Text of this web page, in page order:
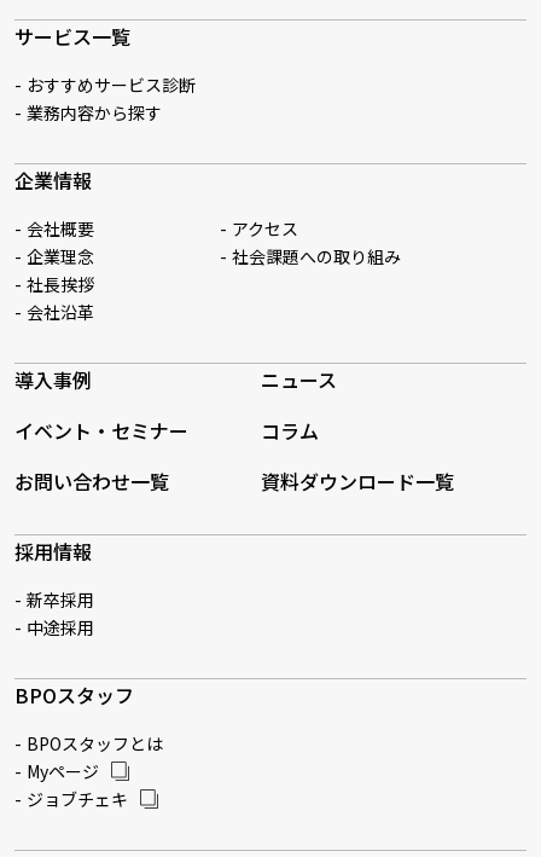
サービス一覧
おすすめサービス診断
業務内容から探す
企業情報
会社概要
企業理念
社長挨拶
会社沿革
アクセス
社会課題への取り組み
導入事例
ニュース
イベント・セミナー
コラム
お問い合わせ一覧
資料ダウンロード一覧
採用情報
新卒採用
中途採用
BPOスタッフ
BPOスタッフとは
Myページ
ジョブチェキ